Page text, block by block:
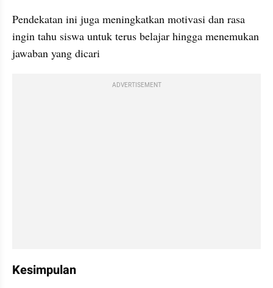
Pendekatan ini juga meningkatkan motivasi dan rasa
ingin tahu siswa untuk terus belajar hingga menemukan
jawaban yang dicari
ADVERTISEMENT
Kesimpulan